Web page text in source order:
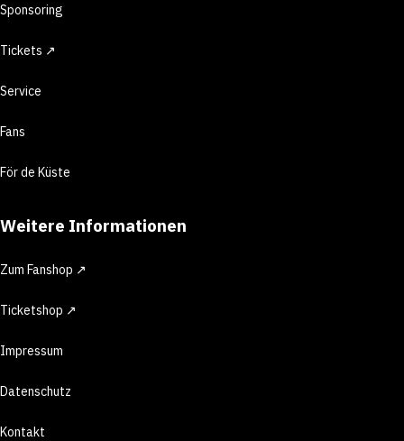
Sponsoring
Tickets ↗
Service
Fans
För de Küste
Weitere Informationen
Zum Fanshop ↗
Ticketshop ↗
Impressum
Datenschutz
Kontakt